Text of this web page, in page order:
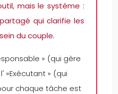
mais le système :
qui clarifie les
du couple.
» (qui gère
»Exécutant » (qui
chaque tâche est